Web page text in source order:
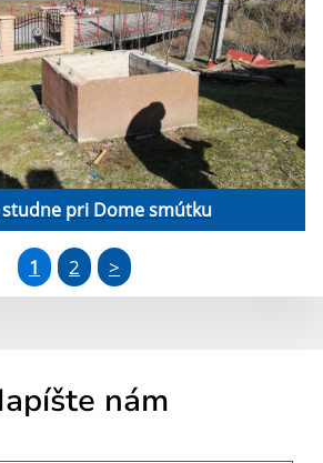
studne pri Dome smútku
1 2 >
nám